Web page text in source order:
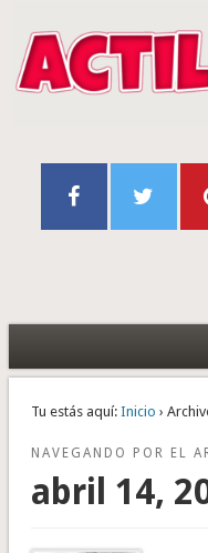
Tu estás aquí: Inicio ›
NAVEGANDO POR EL
abril 14,